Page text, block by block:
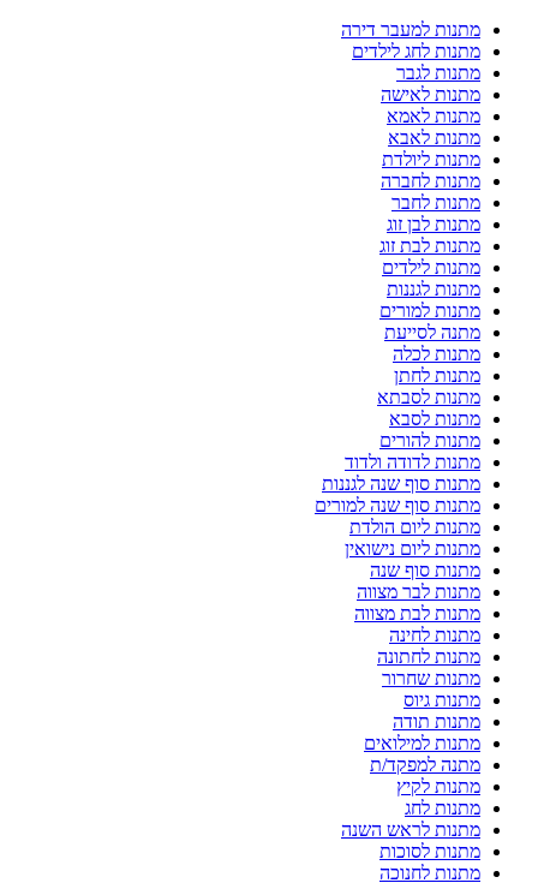
מתנות למעבר דירה
מתנות לחג לילדים
מתנות לגבר
מתנות לאישה
מתנות לאמא
מתנות לאבא
מתנות ליולדת
מתנות לחברה
מתנות לחבר
מתנות לבן זוג
מתנות לבת זוג
מתנות לילדים
מתנות לגננות
מתנות למורים
מתנה לסייעת
מתנות לכלה
מתנות לחתן
מתנות לסבתא
מתנות לסבא
מתנות להורים
מתנות לדודה ולדוד
מתנות סוף שנה לגננות
מתנות סוף שנה למורים
מתנות ליום הולדת
מתנות ליום נישואין
מתנות סוף שנה
מתנות לבר מצווה
מתנות לבת מצווה
מתנות לחינה
מתנות לחתונה
מתנות שחרור
מתנות גיוס
מתנות תודה
מתנות למילואים
מתנה למפקד/ת
מתנות לקיץ
מתנות לחג
מתנות לראש השנה
מתנות לסוכות
מתנות לחנוכה